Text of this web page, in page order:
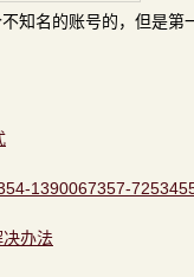
知名的账号的，但是
1390067357-
办法